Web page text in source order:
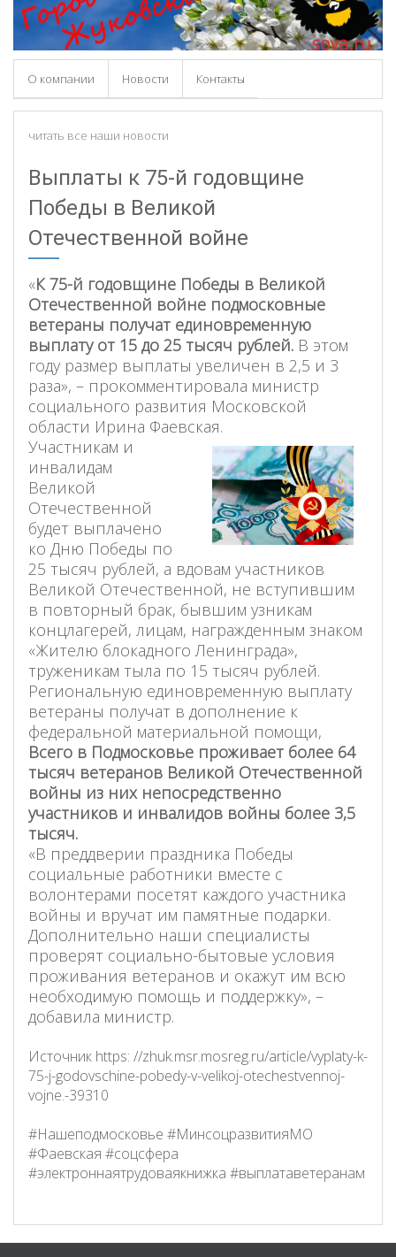
О компании Новости Контакты
читать все наши новости
Выплаты к 75-й годовщине
Победы в Великой
Отечественной войне
«К 75-й годовщине Победы в Великой
Отечественной войне подмосковные
ветераны получат единовременную
выплату от 15 до 25 тысяч рублей. В этом
году размер выплаты увеличен в 2,5 и 3
раза», – прокомментировала министр
социального развития Московской
области Ирина Фаевская.
Участникам и
инвалидам
Великой
Отечественной
будет выплачено
ко Дню Победы по
25 тысяч рублей, а вдовам участников
Великой Отечественной, не вступившим
в повторный брак, бывшим узникам
концлагерей, лицам, награжденным знаком
«Жителю блокадного Ленинграда»,
труженикам тыла по 15 тысяч рублей.
Региональную единовременную выплату
ветераны получат в дополнение к
федеральной материальной помощи,
Всего в Подмосковье проживает более 64
тысяч ветеранов Великой Отечественной
войны из них непосредственно
участников и инвалидов войны более 3,5
тысяч.
«В преддверии праздника Победы
социальные работники вместе с
волонтерами посетят каждого участника
войны и вручат им памятные подарки.
Дополнительно наши специалисты
проверят социально-бытовые условия
проживания ветеранов и окажут им всю
необходимую помощь и поддержку», –
добавила министр.
Источник https: //zhuk.msr.mosreg.ru/article/vyplaty-k-
75-j-godovschine-pobedy-v-velikoj-otechestvennoj-
vojne.-39310
#Нашеподмосковье #МинсоцразвитияМО
#Фаевская #соцсфера
#электроннаятрудоваякнижка #выплатаветеранам